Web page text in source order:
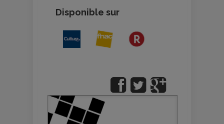
Disponible sur